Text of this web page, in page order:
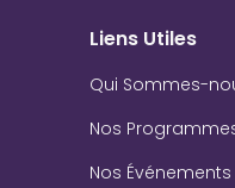
Liens Utiles
Qui Sommes-
Nos
Nos Événements